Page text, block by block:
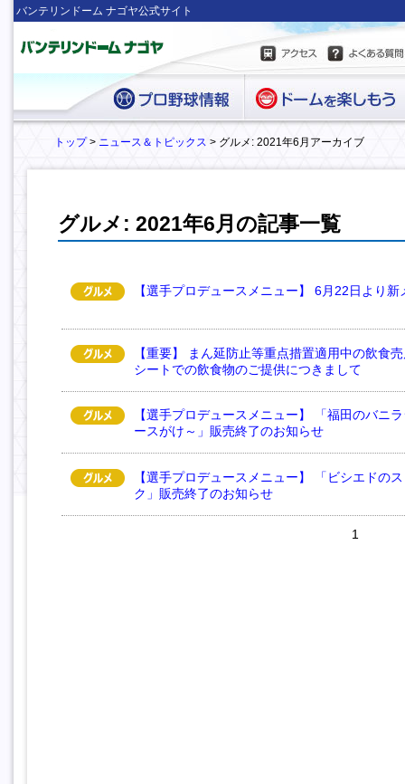
バンテリンドーム ナゴヤ公式サイト
トップ> ニュース＆トピックス > グルメ: 2021年6月アーカイブ
グルメ: 2021年6月の記事一覧
【選手プロデュースメニュー】 6月22日より
【重要】 まん延防止等重点措置適用中の飲食
シートでの飲食物のご提供につきまして
【選手プロデュースメニュー】 「福田のバニ
ースがけ～」販売終了のお知らせ
【選手プロデュースメニュー】 「ビシエドの
ク」販売終了のお知らせ
1